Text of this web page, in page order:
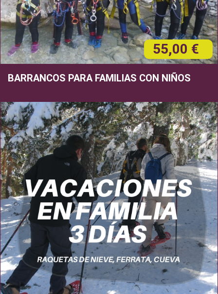
55,00 €
BARRANCOS PARA FAMILIAS CON NIÑOS